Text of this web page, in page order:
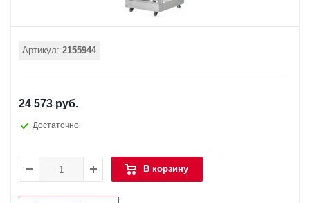
Артикул: 2155944
24 573 руб.
Достаточно
В корзину